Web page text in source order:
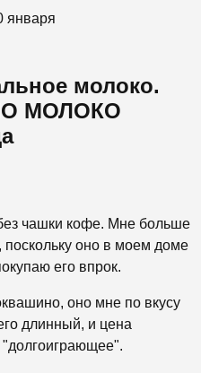
января
молоко.
МОЛОКО
чашки кофе. Мне больше
оно в моем доме
его впрок.
оно мне по вкусу
длинный, и цена